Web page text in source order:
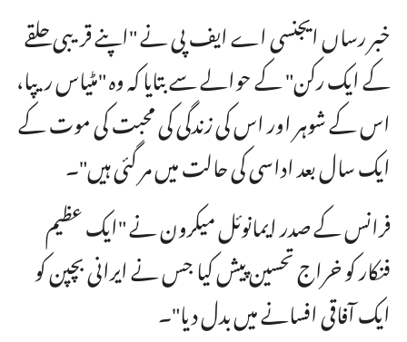
خبر رساں ایجنسی اے ایف پی نے "اپنے قریبی حلقے
کے ایک رکن" کے حوالے سے بتایا کہ وہ "مٹیاس ریپا،
اس کے شوہر اور اس کی زندگی کی محبت کی موت کے
ایک سال بعد اداسی کی حالت میں مر گئی ہیں"۔
فرانس کے صدر ایمانوئل میکرون نے "ایک عظیم
فنکار کو خراج تحسین پیش کیا جس نے ایرانی بچپن کو
ایک آفاقی افسانے میں بدل دیا"۔